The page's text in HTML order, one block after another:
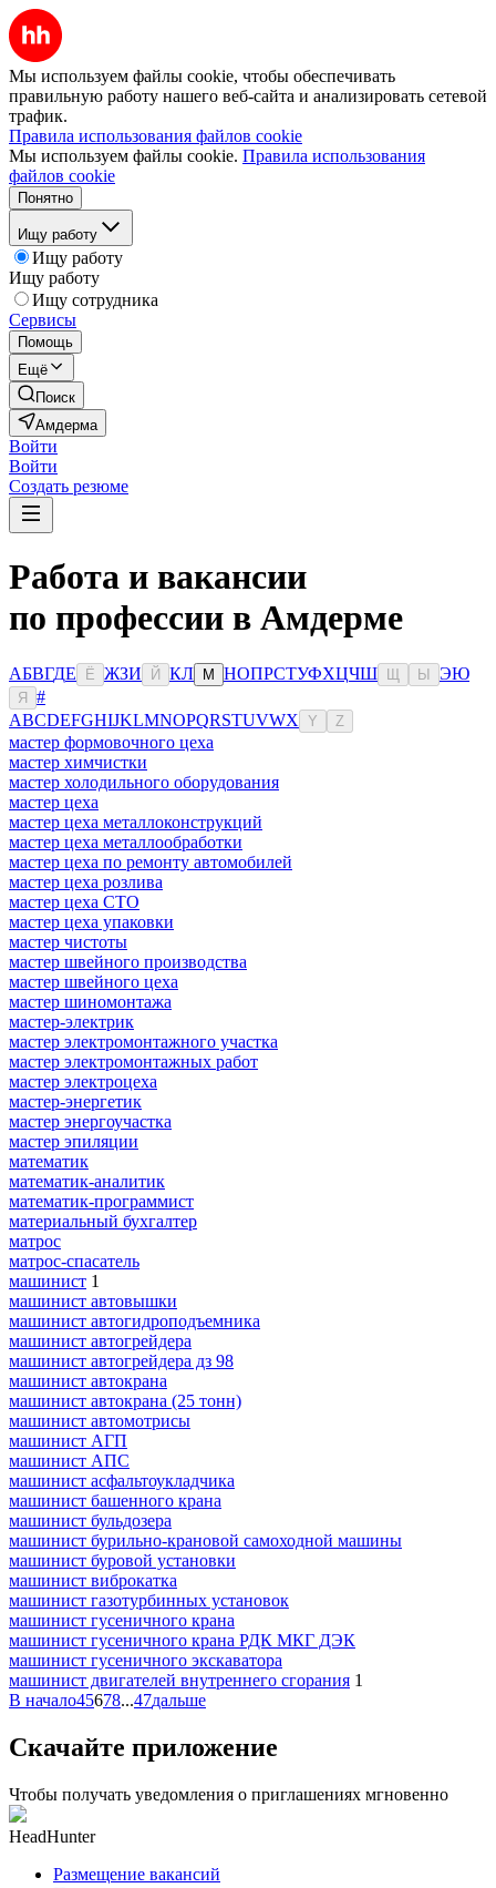
Мы используем файлы cookie, чтобы обеспечивать
правильную работу нашего веб-сайта и анализировать сетевой
трафик.
Правила использования файлов cookie
Мы используем файлы cookie. Правила использования
файлов cookie
Понятно
Ищу работу
Ищу работу
Ищу работу
Ищу сотрудника
Сервисы
Помощь
Ещё
Поиск
Амдерма
Войти
Войти
Создать резюме
Работа и вакансии
по профессии в Амдерме
АБВГДЕ Ё ЖЗИ Й КЛ М НОПРСТУФХЦЧШ Ы ЭЮ
Я
#
ABCDEFGHIJKLMNOPQRSTUVWX Y Z
мастер формовочного цеха
мастер химчистки
мастер холодильного оборудования
мастер цеха
мастер цеха металлоконструкций
мастер цеха металлообработки
мастер цеха по ремонту автомобилей
мастер цеха розлива
мастер цеха СТО
мастер цеха упаковки
мастер чистоты
мастер швейного производства
мастер швейного цеха
мастер шиномонтажа
мастер-электрик
мастер электромонтажного участка
мастер электромонтажных работ
мастер электроцеха
мастер-энергетик
мастер энергоучастка
мастер эпиляции
математик
математик-аналитик
математик-программист
материальный бухгалтер
матрос
матрос-спасатель
машинист 1
машинист автовышки
машинист автогидроподъемника
машинист автогрейдера
машинист автогрейдера дз 98
машинист автокрана
машинист автокрана (25 тонн)
машинист автомотрисы
машинист АГП
машинист АПС
машинист асфальтоукладчика
машинист башенного крана
машинист бульдозера
машинист бурильно-крановой самоходной машины
машинист буровой установки
машинист виброкатка
машинист газотурбинных установок
машинист гусеничного крана
машинист гусеничного крана РДК МКГ ДЭК
машинист гусеничного экскаватора
машинист двигателей внутреннего сгорания 1
В начало45678...47дальше
Скачайте приложение
Чтобы получать уведомления о приглашениях мгновенно
HeadHunter
Размещение вакансий